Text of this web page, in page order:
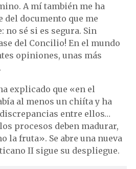
A mí también me ha
del documento que me
no sé si es segura. Sin
del Concilio! En el mundo
opiniones, unas más
explicado que «en el
al menos un chiíta y ha
entre ellos…
procesos deben madurar,
la fruta». Se abre una nueva
II sigue su despliegue.